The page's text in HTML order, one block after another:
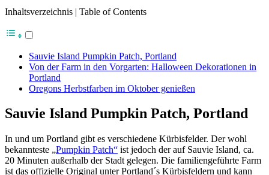
Inhaltsverzeichnis | Table of Contents
Sauvie Island Pumpkin Patch, Portland
Von der Farm in den Vorgarten: Halloween Dekorationen in
Portland
Oregons Herbstfarben im Oktober genießen
Sauvie Island Pumpkin Patch, Portland
In und um Portland gibt es verschiedene Kürbisfelder. Der wohl
bekannteste „Pumpkin Patch“ ist jedoch der auf Sauvie Island, ca.
20 Minuten außerhalb der Stadt gelegen. Die familiengeführte Farm
ist das offizielle Original unter Portland´s Kürbisfeldern und kann